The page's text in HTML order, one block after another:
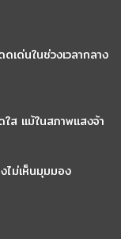
เด่นในช่วงเวลากลาง
ส แม้ในสภาพแสงจ้า
ไม่เห็นมุมมอง